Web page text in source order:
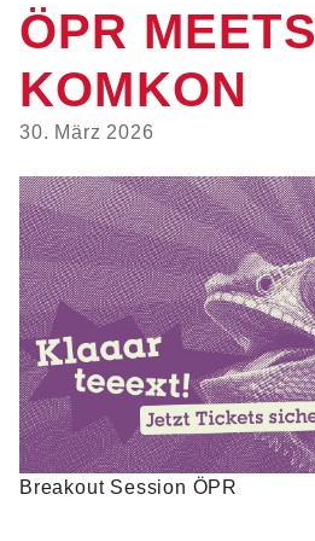
ÖPR MEETS
KOMKON
30. März 2026
Breakout Session ÖPR